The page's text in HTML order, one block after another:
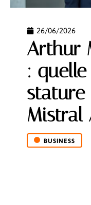
26/06/2026
Arthur
:
Mistral
BUSINESS